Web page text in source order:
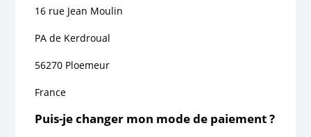
16 rue Jean Moulin
PA de Kerdroual
56270 Ploemeur
France
Puis-je changer mon mode de paiement ?